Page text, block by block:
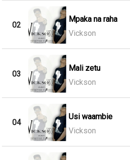
02
Mpaka na raha
Vickson
03
Mali zetu
Vickson
04
Usi waambie
Vickson